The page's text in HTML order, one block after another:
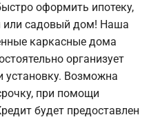
оформить ипотеку,
или садовый дом! Наша
каркасные дома
организует
установку. Возможна
при помощи
будет предоставлен